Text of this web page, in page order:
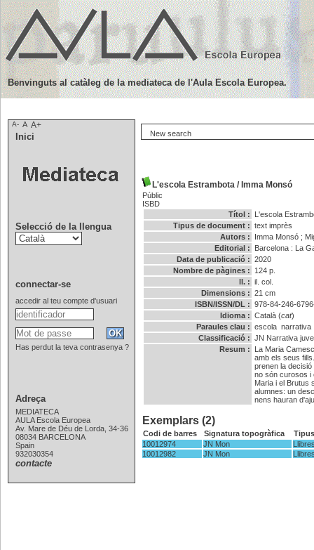
New search
L'escola Estrambota / Imma Monsó
Públic
ISBD
Títol :
L'escola
Tipus de document : text imprès
Autors :
Imma Monsó ;
Editorial :
Barcelona : La
Data de publicació : 2020
Nombre de pàgines :
124 p.
ll. : il. col.
Dimensions : 21 cm
ISBN/ISSN/DL : 978-84-246-
Idioma : Català (cat)
Paraules clau : escola narrativa
Classificació : JN Narrativa
Resum :
La Maria
amb els seus
prenen la
no són curosos i
Maria i el Brutus
alumnes: un
nens hauran
Exemplars (2)
Codi de barres Signatura topogràfica
10012974
JN Mon
10012982
JN Mon
Benvinguts al catàleg de la mediateca de l'Aula Escola Europea.
A- A A+
Inici
Selecció de la llengua
connectar-se
accedir al teu compte d'usuari
Has perdut la teva contrasenya ?
Adreça
MEDIATECA
AULA Escola Europea
Av. Mare de Déu de Lorda, 34-36
08034 BARCELONA
Spain
932030354
contacte